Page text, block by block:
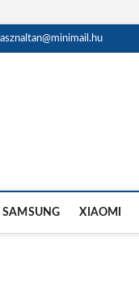
SAMSUNG XIAOMI